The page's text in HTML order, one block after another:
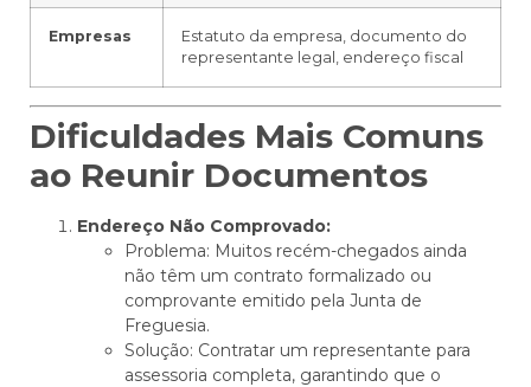
Empresas
Estatuto da empresa, documento do
representante legal, endereço fiscal
Dificuldades Mais Comuns
ao Reunir Documentos
Endereço Não Comprovado:
Problema: Muitos recém-chegados ainda
não têm um contrato formalizado ou
comprovante emitido pela Junta de
Freguesia.
Solução: Contratar um representante para
assessoria completa, garantindo que o